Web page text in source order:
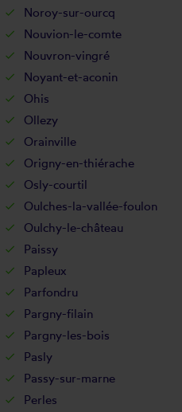
Noroy-sur-ourcq
Nouvion-le-comte
Nouvron-vingré
Noyant-et-aconin
Ohis
Ollezy
Orainville
Origny-en-thiérache
Osly-courtil
Oulches-la-vallée-foulon
Oulchy-le-château
Paissy
Papleux
Parfondru
Pargny-filain
Pargny-les-bois
Pasly
Passy-sur-marne
Perles